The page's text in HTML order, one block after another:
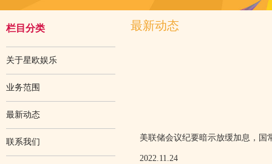
栏目分类
关于星欧娱乐
业务范围
最新动态
联系我们
最新动态
美联储会议纪要暗示放缓加息，国
2022.11.24